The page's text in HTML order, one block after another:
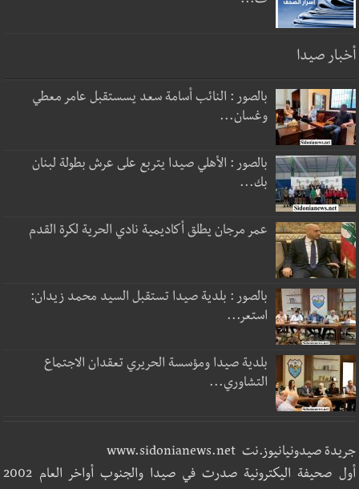
أخبار صيدا
بالصور : النائب أسامة سعد يسستقبل عامر معطي
وغسان...
بالصور : الأهلي صيدا يتربع على عرش بطولة لبنان
بك...
عمر مرجان يطلق أكاديمية نادي الحرية لكرة القدم
بالصور : بلدية صيدا تستقبل السيد محمد زيدان:
استعر...
بلدية صيدا ومؤسسة الحريري تعقدان الاجتماع
التشاوري...
جريدة صيدونيانيوز.نت www.sidonianews.net
أول صحيفة اليكترونية صدرت في صيدا والجنوب أواخر العام 2002